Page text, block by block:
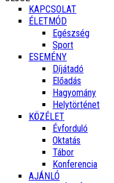
KAPCSOLAT
ÉLETMÓD
Egészség
Sport
ESEMÉNY
Díjátadó
Előadás
Hagyomány
Helytörténet
KÖZÉLET
Évforduló
Oktatás
Tábor
Konferencia
AJÁNLÓ